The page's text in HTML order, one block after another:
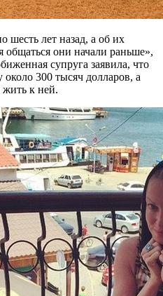
шесть лет назад, а об их
общаться они начали раньше»,
супруга заявила, что
300 тысяч долларов, а
жить к ней.